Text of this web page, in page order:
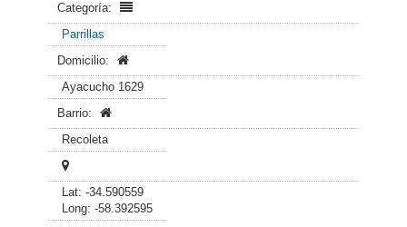
Categoría:
Parrillas
Domicilio:
Ayacucho 1629
Barrio:
Recoleta
Lat: -34.590559
Long: -58.392595